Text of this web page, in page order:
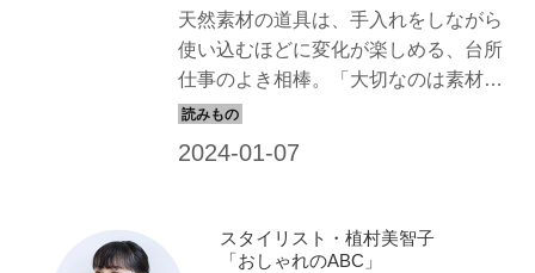
天然素材の道具は、手入れをしながら
使い込むほどに変化が楽しめる、台所
仕事のよき相棒。「大切なのは素材を
知ること」と話す「ひとり問屋」で道
（『天然生活』2022年2月号掲載）
スタイリスト・植村美智子
「おしゃれのABC」